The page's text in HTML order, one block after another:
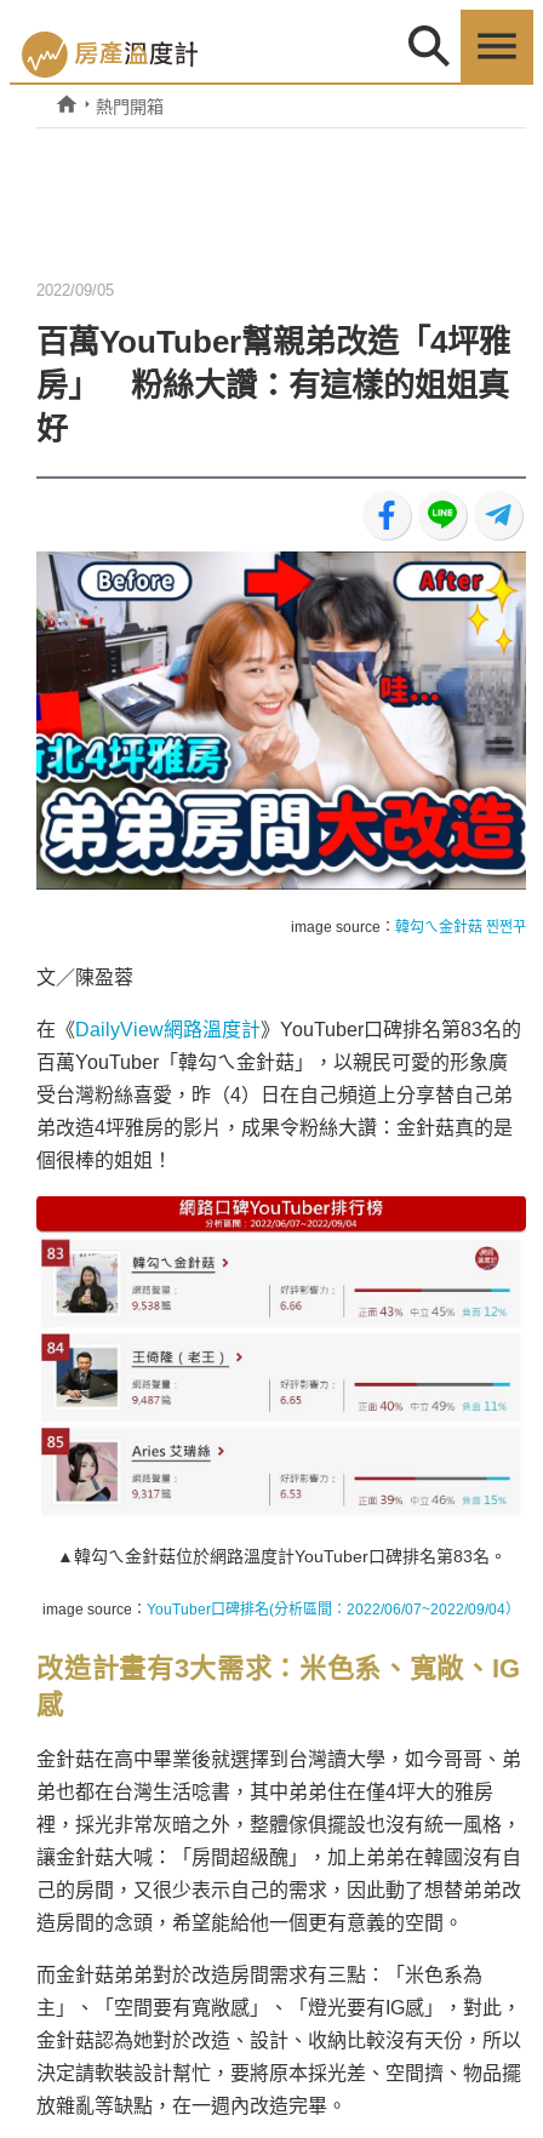
熱門開箱
2022/09/05
百萬YouTuber幫親弟改造「4坪雅
房」 粉絲大讚：有這樣的姐姐真
好
image source： 韓勾ㄟ金針菇 찐쩐꾸
文／陳盈蓉
在《DailyView網路溫度計》YouTuber口碑排名第83名的
百萬YouTuber「韓勾ㄟ金針菇」，以親民可愛的形象廣
受台灣粉絲喜愛，昨（4）日在自己頻道上分享替自己弟
弟改造4坪雅房的影片，成果令粉絲大讚：金針菇真的是
個很棒的姐姐！
▲韓勾ㄟ金針菇位於網路溫度計YouTuber口碑排名第83名。
image source： YouTuber口碑排名(分析區間：2022/06/07~2022/09/04）
改造計畫有3大需求： 米色系、 寬敞、IG
感
金針菇在高中畢業後就選擇到台灣讀大學，如今哥哥、弟
弟也都在台灣生活唸書，其中弟弟住在僅4坪大的雅房
裡，採光非常灰暗之外，整體傢俱擺設也沒有統一風格，
讓金針菇大喊：「房間超級醜」，加上弟弟在韓國沒有自
己的房間，又很少表示自己的需求，因此動了想替弟弟改
造房間的念頭，希望能給他一個更有意義的空間。
而金針菇弟弟對於改造房間需求有三點：「米色系為
主」、「空間要有寬敞感」、「燈光要有IG感」，對此，
金針菇認為她對於改造、設計、收納比較沒有天份，所以
決定請軟裝設計幫忙，要將原本採光差、空間擠、物品擺
放雜亂等缺點，在一週內改造完畢。